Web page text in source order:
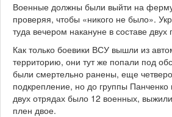
Военные должны были выйти на ферму
проверяя, чтобы «никого не было».
туда вечером накануне в составе двух
Как только боевики ВСУ вышли из
территорию, они тут же попали под
были смертельно ранены, еще
подкрепление, но до группы
двух отрядах было 12 военных,
плен двое.